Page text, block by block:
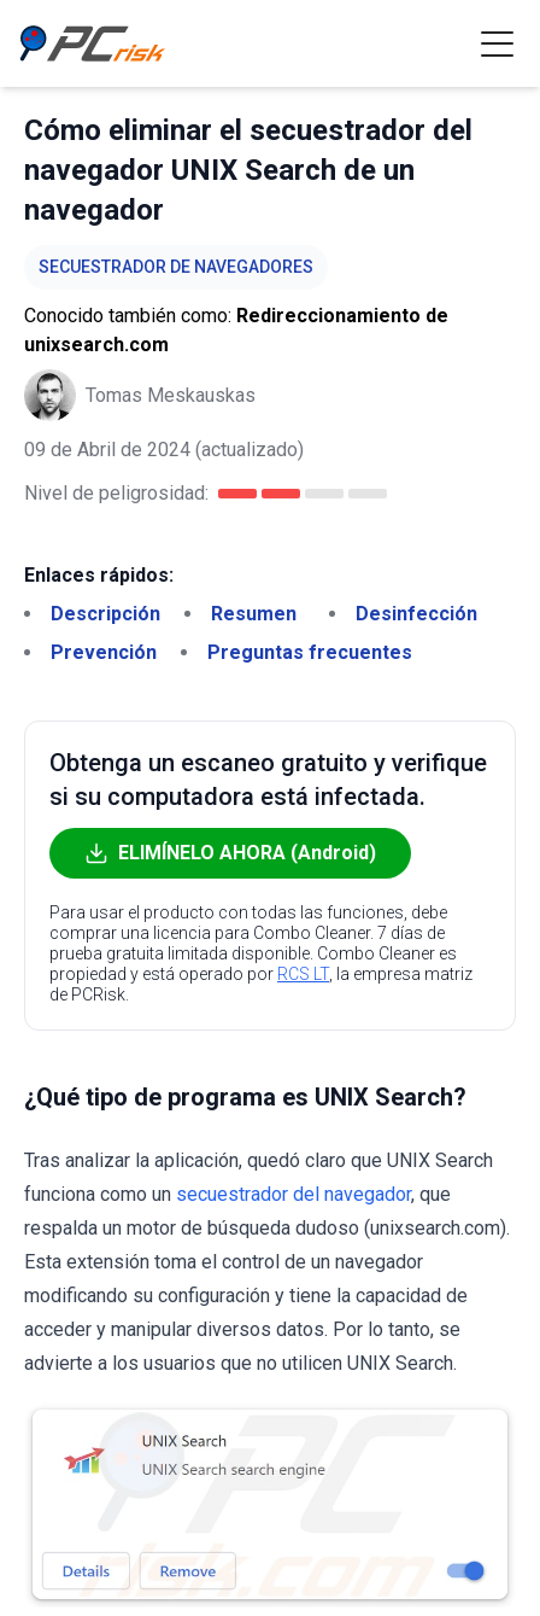
Cómo eliminar el secuestrador del
navegador UNIX Search de un
navegador
SECUESTRADOR DE NAVEGADORES
Conocido también como: Redireccionamiento de
unixsearch.com
Tomas Meskauskas
09 de Abril de 2024 (actualizado)
Nivel de peligrosidad:
Enlaces rápidos:
Descripción
Resumen
Desinfección
Prevención
Preguntas frecuentes
Obtenga un escaneo gratuito y verifique
si su computadora está infectada.
ELIMÍNELO AHORA (Android)
Para usar el producto con todas las funciones, debe
comprar una licencia para Combo Cleaner. 7 días de
prueba gratuita limitada disponible. Combo Cleaner es
propiedad y está operado por RCS LT, la empresa matriz
de PCRisk.
¿Qué tipo de programa es UNIX Search?
Tras analizar la aplicación, quedó claro que UNIX Search
funciona como un secuestrador del navegador, que
respalda un motor de búsqueda dudoso (unixsearch.com).
Esta extensión toma el control de un navegador
modificando su configuración y tiene la capacidad de
acceder y manipular diversos datos. Por lo tanto, se
advierte a los usuarios que no utilicen UNIX Search.